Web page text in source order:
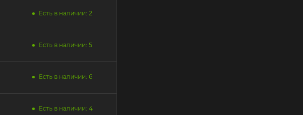
Есть в наличии: 2
Есть в наличии: 5
Есть в наличии: 6
Есть в наличии: 4